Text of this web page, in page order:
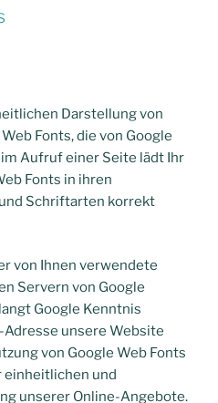
Darstellung von
Fonts, die von Google
Aufruf einer Seite lädt Ihr
Fonts in ihren
Schriftarten korrekt
von Ihnen verwendete
Servern von Google
Google Kenntnis
Adresse unsere Website
von Google Web Fonts
und
unserer Online-Angebote.